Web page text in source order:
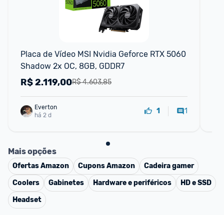
Placa de Vídeo MSI Nvidia Geforce RTX 5060
Shadow 2x OC, 8GB, GDDR7
R$ 4.603,85
R$2.119,00
Everton
há 2 d
1 1
Mais opções
OfertasAmazon CuponsAmazon
Cadeira gamer
Coolers
Gabinetes Hardware e periféricos
HD e SSD
Headset